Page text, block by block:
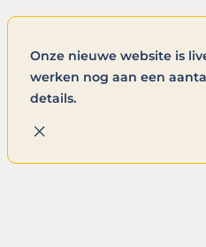
Onze nieuwe website is
werken nog aan een
details.